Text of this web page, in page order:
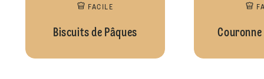
FACILE
Biscuits de Pâques Couronne